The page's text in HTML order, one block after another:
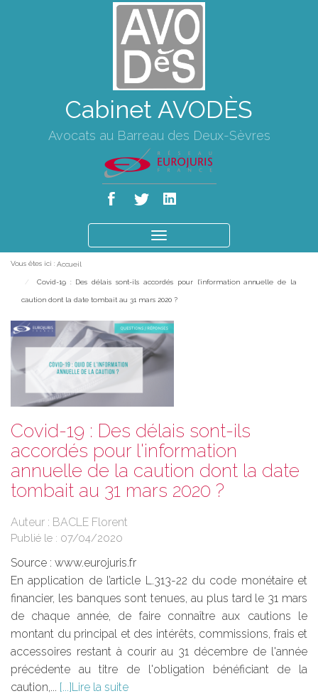
Cabinet AVODÈS
Avocats au Barreau des Deux-Sèvres
le
Vous êtes ici : Accueil
Covid-19 : Des délais sont-ils accordés pour l'information annuelle de la
caution dont la date tombait au 31 mars 2020 ?
Covid-19 : Des délais sont-ils
accordés pour l'information
annuelle de la caution dont la date
tombait au 31 mars 2020 ?
Auteur : BACLE Florent
Publié le : 07/04/2020
Source : www.eurojuris.fr
En application de l’article L.313-22 du code monétaire et
financier, les banques sont tenues, au plus tard le 31 mars
de chaque année, de faire connaître aux cautions le
montant du principal et des intérêts, commissions, frais et
accessoires restant à courir au 31 décembre de l'année
précédente au titre de l'obligation bénéficiant de la
caution,...
Lire la suite